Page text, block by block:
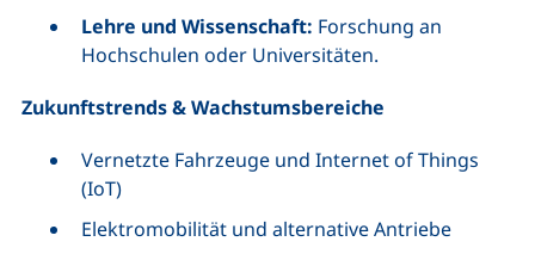
Lehre und Wissenschaft: Forschung an
Hochschulen oder Universitäten.
Zukunftstrends & Wachstumsbereiche
Vernetzte Fahrzeuge und Internet of Things
(IoT)
Elektromobilität und alternative Antriebe